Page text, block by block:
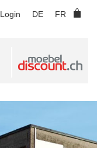
Login DE FR